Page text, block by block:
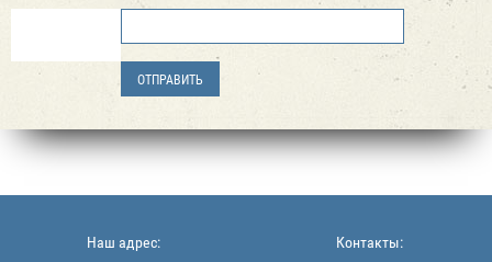
Наш адрес:
Контакты: